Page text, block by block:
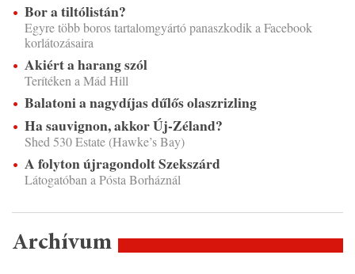
Bor a tiltólistán?
Egyre több boros tartalomgyártó panaszkodik a Facebook
korlátozásaira
Akiért a harang szól
Terítéken a Mád Hill
Balatoni a nagydíjas dűlős olaszrizling
Ha sauvignon, akkor Új-Zéland?
Shed 530 Estate (Hawke’s Bay)
A folyton újragondolt Szekszárd
Látogatóban a Pósta Borháznál
Archívum